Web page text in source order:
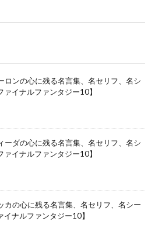
ロンの心に残る名言集、名セリフ、名シ
ァイナルファンタジー10】
ーダの心に残る名言集、名セリフ、名シ
ァイナルファンタジー10】
カの心に残る名言集、名セリフ、名シー
イナルファンタジー10】